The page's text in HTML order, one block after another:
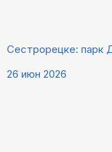
Сестрорецке: парк
26 июн 2026